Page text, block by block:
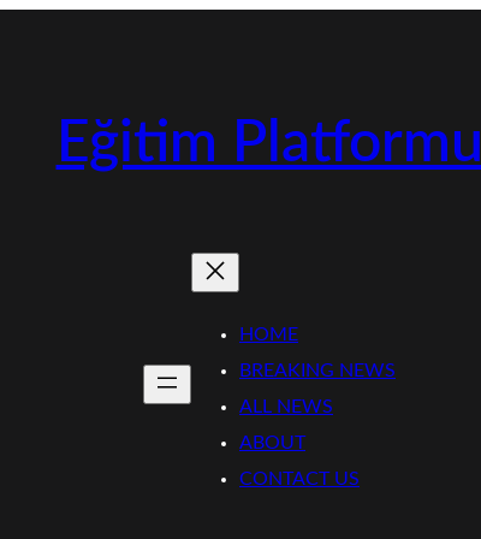
Eğitim Platformu
HOME
BREAKING NEWS
ALL NEWS
ABOUT
CONTACT US